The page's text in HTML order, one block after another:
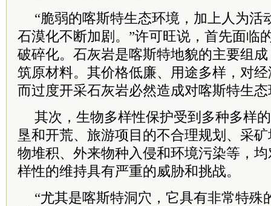
“脆弱的喀斯特生态环境，加上人为活
石漠化不断加剧。”许可旺说，首先面临
破碎化。石灰岩是喀斯特地貌的主要组
筑原材料。其价格低廉、用途多样，对
而过度开采石灰岩必然造成对喀斯特生
其次，生物多样性保护受到多种多样
垦和开荒、旅游项目的不合理规划、采
物堆积、外来物种入侵和环境污染等，
样性的维持具有严重的威胁和挑战。
“尤其是喀斯特洞穴，它具有非常特殊